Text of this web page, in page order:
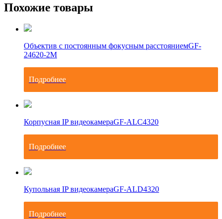
Похожие товары
Объектив с постоянным фокусным расстояниемGF-
24620-2M
Подробнее
Корпусная IP видеокамераGF-ALC4320
Подробнее
Купольная IP видеокамераGF-ALD4320
Подробнее